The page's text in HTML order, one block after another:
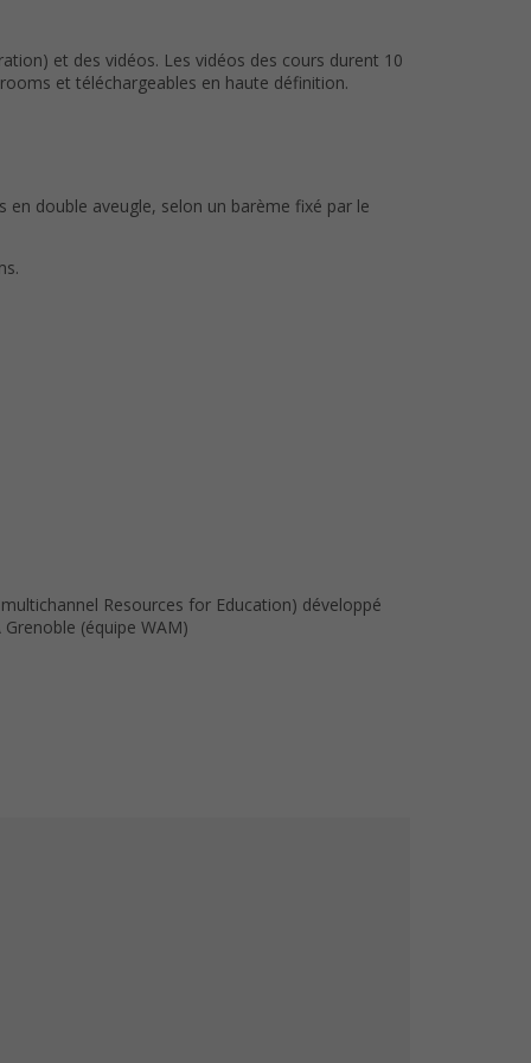
et des vidéos. Les vidéos des cours durent 10
et téléchargeables en haute définition.
en double aveugle, selon un barème fixé par le
Resources for Education) développé
(équipe WAM)